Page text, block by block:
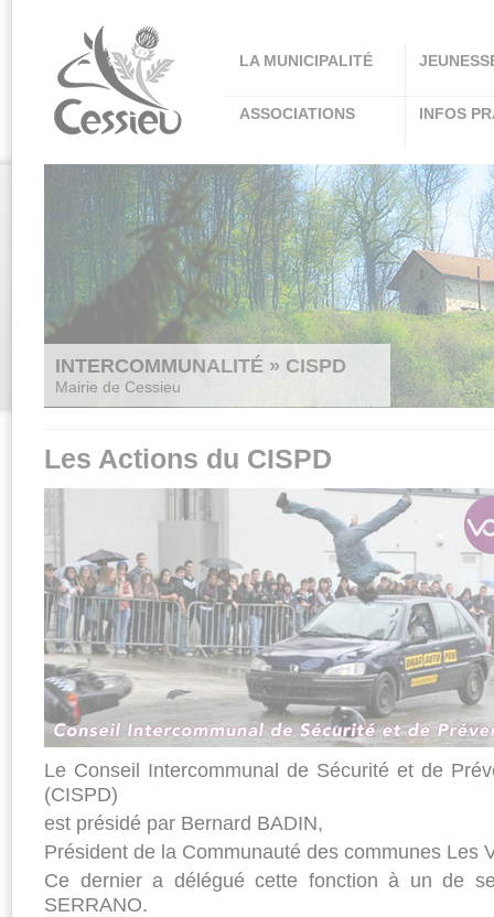
LA MUNICIPALITÉ
ASSOCIATIONS INFOS
INTERCOMMUNALITÉ » CISPD
Mairie de Cessieu
Les Actions du CISPD
Le Conseil Intercommunal de Sécurité et de
(CISPD)
est présidé par Bernard BADIN,
Président de la Communauté des communes Les
Ce dernier a délégué cette fonction à un de
SERRANO.